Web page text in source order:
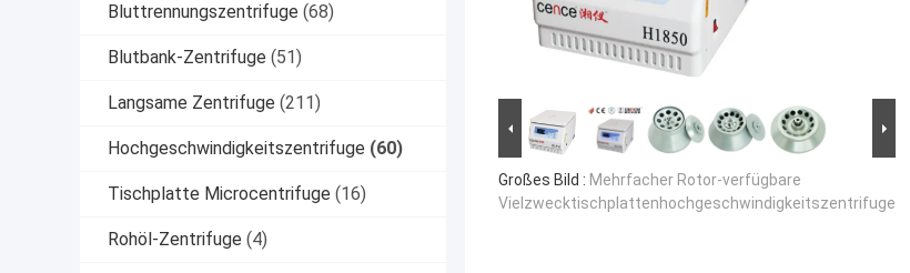
Bluttrennungszentrifuge (68)
Blutbank-Zentrifuge (51)
Langsame Zentrifuge (211)
Hochgeschwindigkeitszentrifuge (60)
Tischplatte Microcentrifuge (16)
Rohöl-Zentrifuge (4)
Großes Bild : Mehrfacher Rotor-verfügbare
Vielzwecktischplattenhochgeschwindigkeitszentrifuge